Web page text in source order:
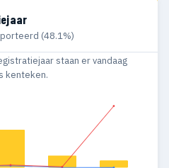
(48.1%)
staan er vandaag
kenteken.